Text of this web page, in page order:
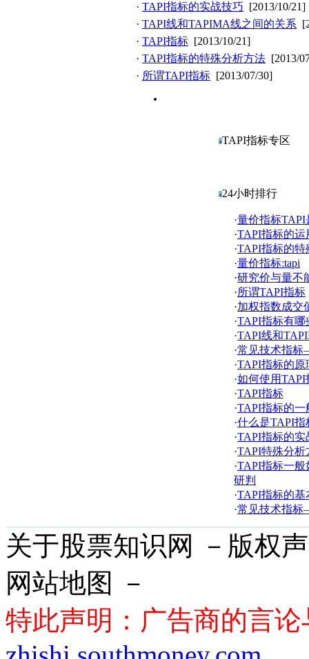
· TAPI指标的实战技巧 [2013/10/21]
· TAPI线和TAPIMA线之间的关系
· TAPI指标 [2013/10/21]
· TAPI指标的特殊分析方法 [2013/
· 所谓TAPI指标 [2013/07/30]
TAPI指标专区
24小时排行
·量价指标TAPI
·TAPI指标的
·TAPI指标的特
·量价指标:tapi
·研究价与量不
·所谓TAPI指标
·加权指数成交
·TAPI指标有哪
·TAPI线和
·常见技术指
·TAPI指标的
·如何使用TAPI
·TAPI指标
·TAPI指标的
·什么是TAPI指
·TAPI指标的实
·TAPI特殊分析
·TAPI指标一
研判
·TAPI指标的
·常见技术指
关于股票知识网 －版权
网站地图 －
特此声明：广告商的言